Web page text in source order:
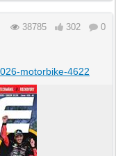
38785 302 0
motorbike-4622